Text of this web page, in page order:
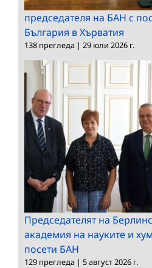
председателя на БАН с
България в Хърватия
138 прегледа | 29 юли 2026 г.
Председателят на
академия на науките и
посети БАН
129 прегледа | 5 август 2026 г.